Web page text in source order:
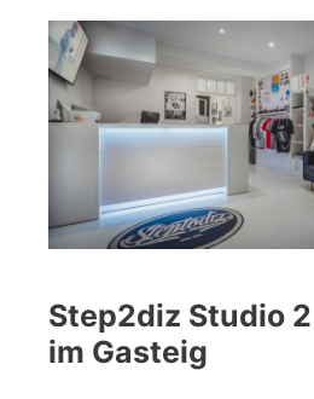
Step2diz Studio 2
im Gasteig